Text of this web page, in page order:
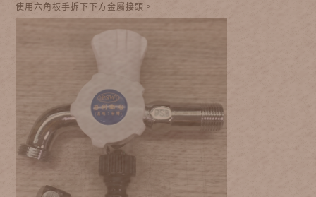
使用六角板手拆下下方金屬接頭。